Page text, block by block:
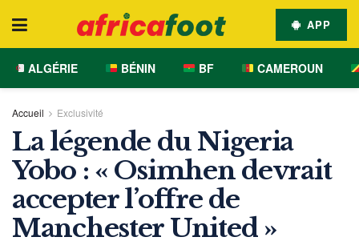
APP
ALGÉRIE BÉNIN BF CAMEROUN
Accueil Exclusivité
La légende du Nigeria
Yobo : « Osimhen devrait
accepter l’offre de
Manchester United »